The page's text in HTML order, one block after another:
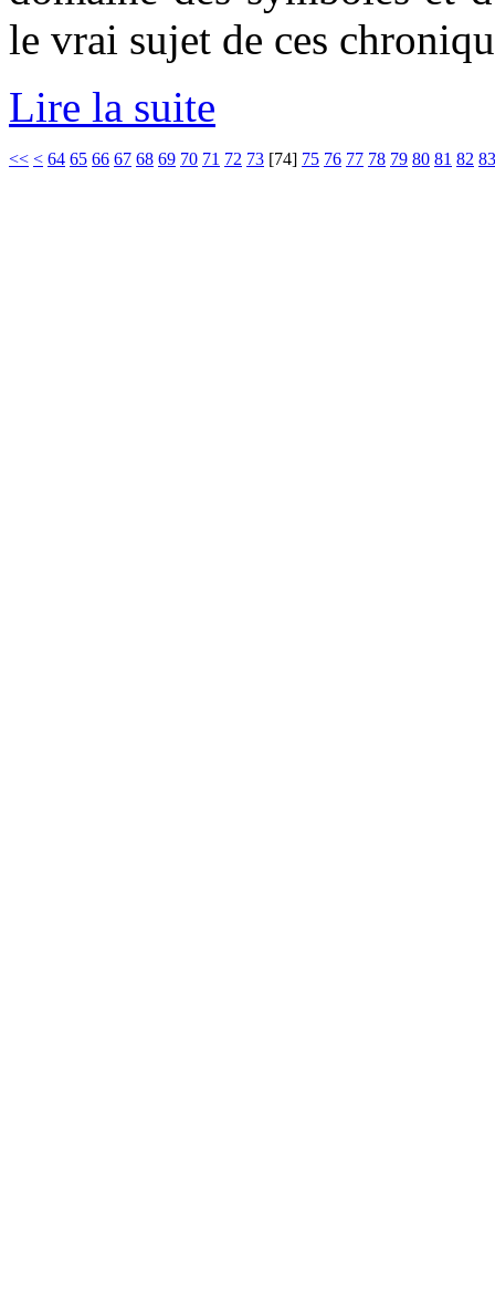
le vrai sujet de ces
Lire la suite
<< < 64 65 66 67 68 69 70 71 72 73 [74] 75 76 77 78 79 80 81 82 83